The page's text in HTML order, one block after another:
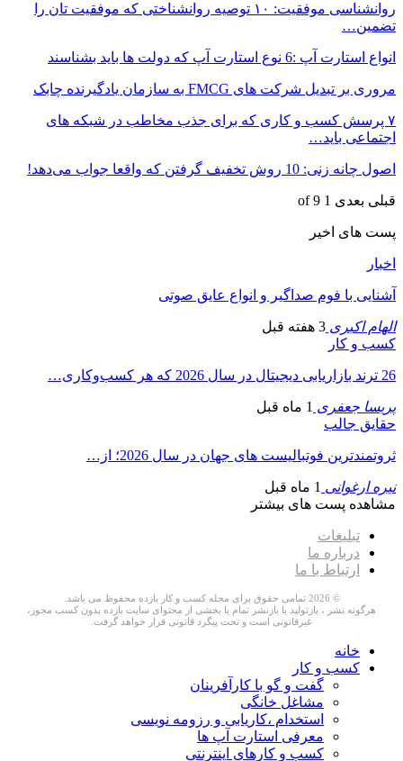
روانشناسی موفقیت: ۱۰ توصیه روانشناختی که موفقیت تان را
تضمین…
انواع استارت آپ :6 نوع استارت آپ که دولت ها باید بشناسند
مروری بر تبدیل شرکت های FMCG به سازمان یادگیرنده چابک
۷ پرسش کسب و کاری که برای جذب مخاطب در شبکه های
اجتماعی باید…
اصول چانه زنی: 10 روش تخفیف گرفتن که واقعا جواب می‌دهد!
قبلی بعدی 1 of 9
پست های اخیر
اخبار
آشنایی با فوم صداگیر و انواع عایق صوتی
الهام اکبری 3 هفته قبل
کسب و کار
26 ترند بازاریابی دیجیتال در سال 2026 که هر کسب‌وکاری…
پریسا جعفری 1 ماه قبل
حقایق جالب
ثروتمندترین فوتبالیست های جهان در سال 2026؛ از…
نیره ارغوانی 1 ماه قبل
مشاهده پست های بیشتر
تبلیغات
درباره ما
ارتباط با ما
© 2026 تمامی حقوق برای مجله کسب و کار بازده محفوظ می باشد.
هرگونه نشر ، بازتولید یا بازنشر تمام یا بخشی از محتوای سایت بازده بدون کسب مجوز،
غیرقانونی است و تحت پیگرد قانونی قرار خواهد گرفت.
خانه
کسب و کار
گفت و گو با کارآفرینان
مشاغل خانگی
استخدام ،کاریابی و رزومه نویسی
معرفی استارت آپ ها
کسب و کارهای اینترنتی